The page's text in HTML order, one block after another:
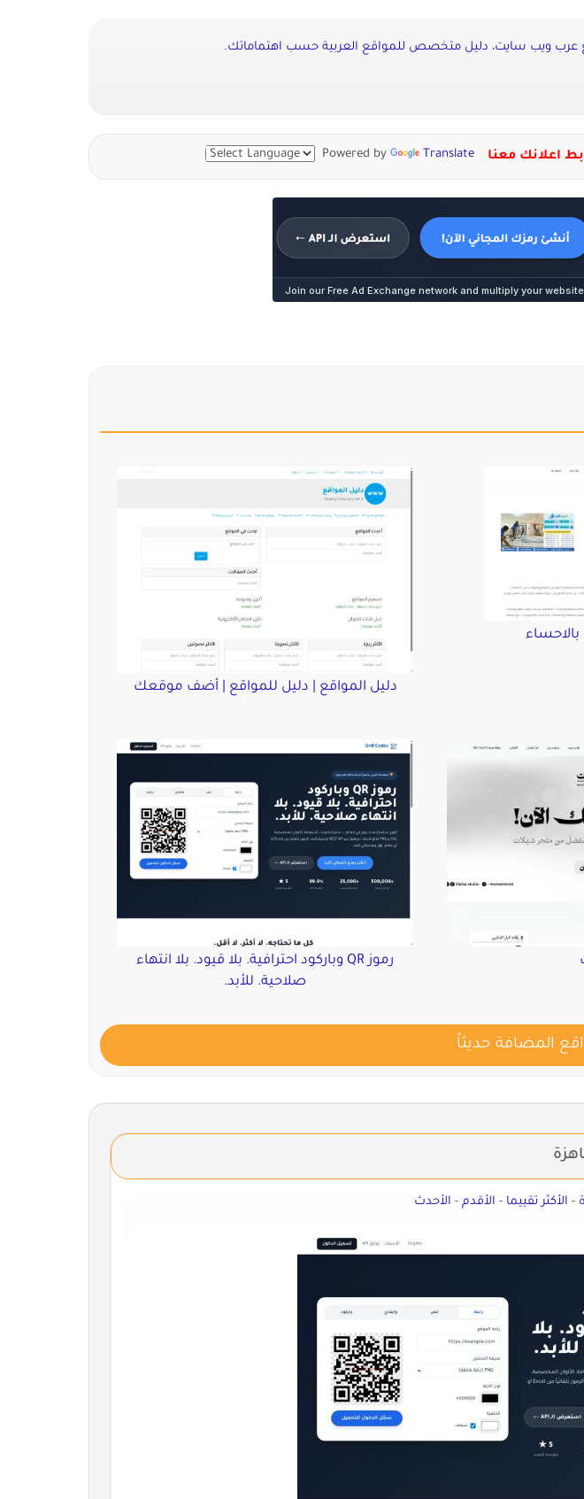
عرب ويب سايت، دليل متخصص للمواقع العربية حسب اهتماماتك.
اعلانك معنا Powered by Translate
دليل المواقع | دليل للمواقع | أضف موقعك
رموز QR وباركود احترافية. بلا قيود. بلا انتهاء
صلاحية. للأبد.
المضافة حديثاً
- الأكثر تقييما - الأقدم- الأحدث